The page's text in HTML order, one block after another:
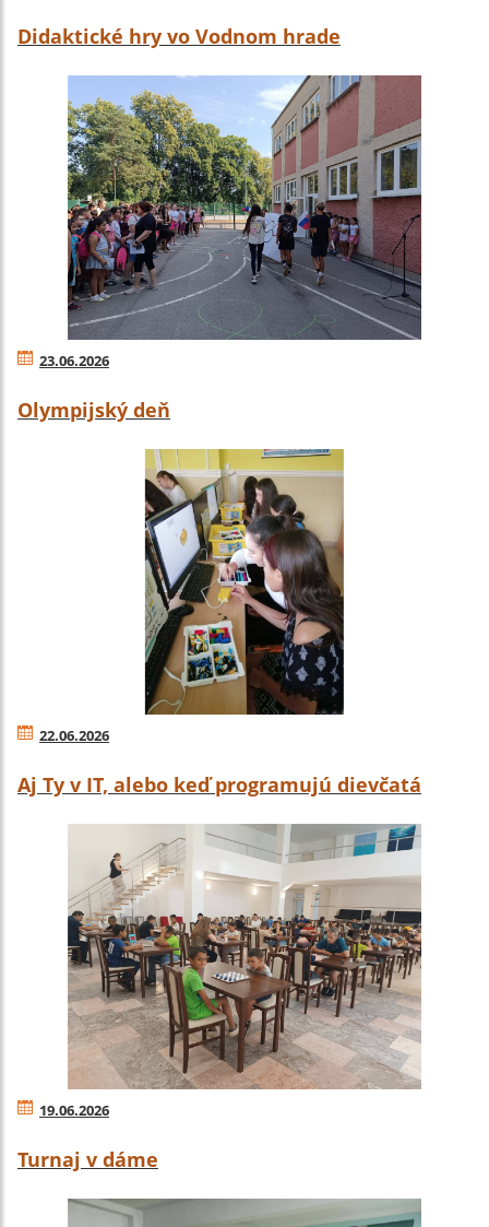
Didaktické hry vo Vodnom hrade
23.06.2026
Olympijský deň
22.06.2026
Aj Ty v IT, alebo keď programujú dievčatá
19.06.2026
Turnaj v dáme